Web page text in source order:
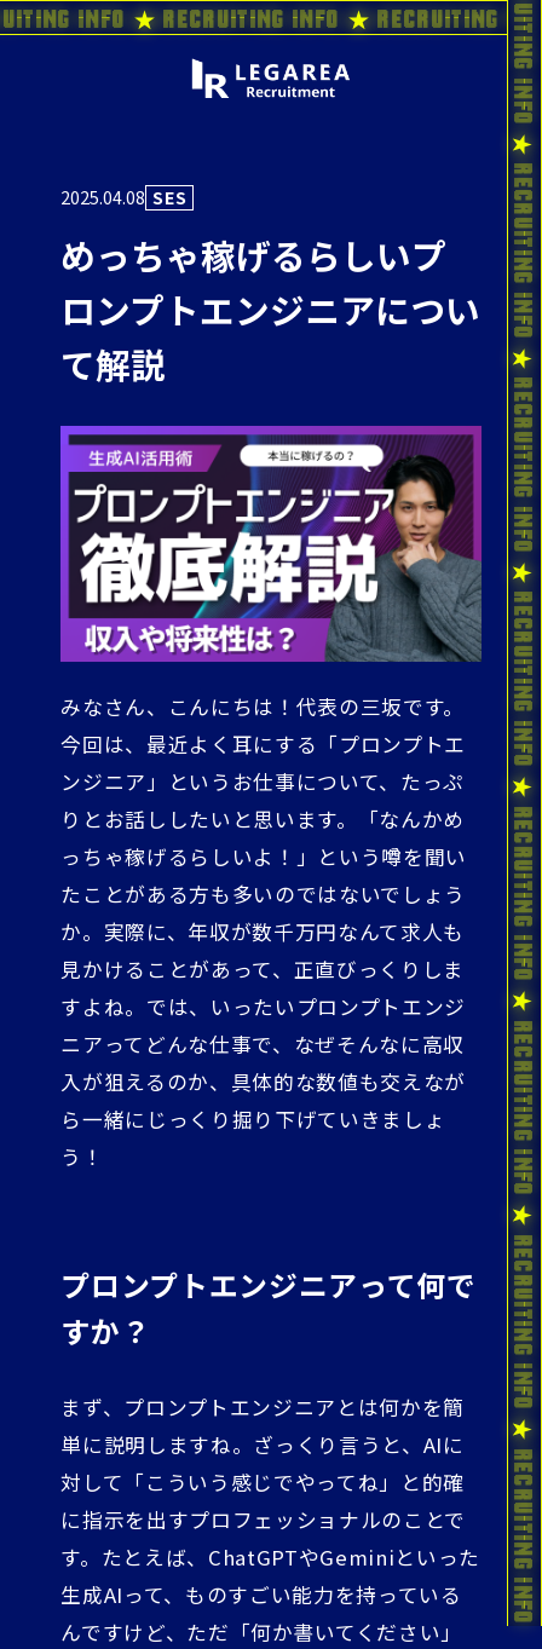
2025.04.08 SES
めっちゃ稼げるらしいプ
ロンプトエンジニアについ
て解説
みなさん、こんにちは！代表の三坂です。
今回は、最近よく耳にする「プロンプトエ
ンジニア」というお仕事について、たっぷ
りとお話ししたいと思います。「なんかめ
っちゃ稼げるらしいよ！」という噂を聞い
たことがある方も多いのではないでしょう
か。実際に、年収が数千万円なんて求人も
見かけることがあって、正直びっくりしま
すよね。では、いったいプロンプトエンジ
ニアってどんな仕事で、なぜそんなに高収
入が狙えるのか、具体的な数値も交えなが
ら一緒にじっくり掘り下げていきましょ
う！
プロンプトエンジニアって何で
すか？
まず、プロンプトエンジニアとは何かを簡
単に説明しますね。ざっくり言うと、AIに
対して「こういう感じでやってね」と的確
に指示を出すプロフェッショナルのことで
す。たとえば、ChatGPTやGeminiといった
生成AIって、ものすごい能力を持っている
んですけど、ただ「何か書いてください」
Info ★ Recruiting Info ★ Recruiting